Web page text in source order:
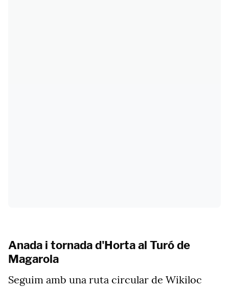
Anada i tornada d'Horta al Turó de
Magarola
Seguim amb una ruta circular de Wikiloc